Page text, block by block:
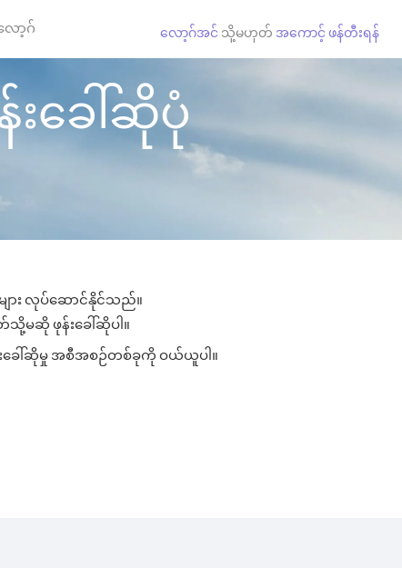
ာ့ဂ် လော့ဂ်အင် သို့မဟုတ် အကောင့် ဖန်တီးရန်
ခေါ်ဆိုပုံ
ျား လုပ်ဆောင်နိုင်သည်။
သို့မဆို ဖုန်းခေါ်ဆိုပါ။
းခေါ်ဆိုမှု အစီအစဉ်တစ်ခုကို ဝယ်ယူပါ။